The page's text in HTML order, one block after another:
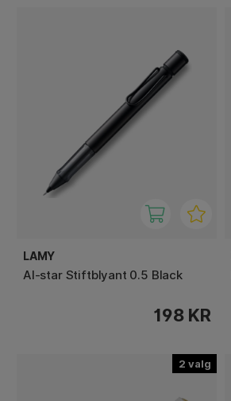
LAMY
Al-star Stiftblyant 0.5 Black
198 KR
2